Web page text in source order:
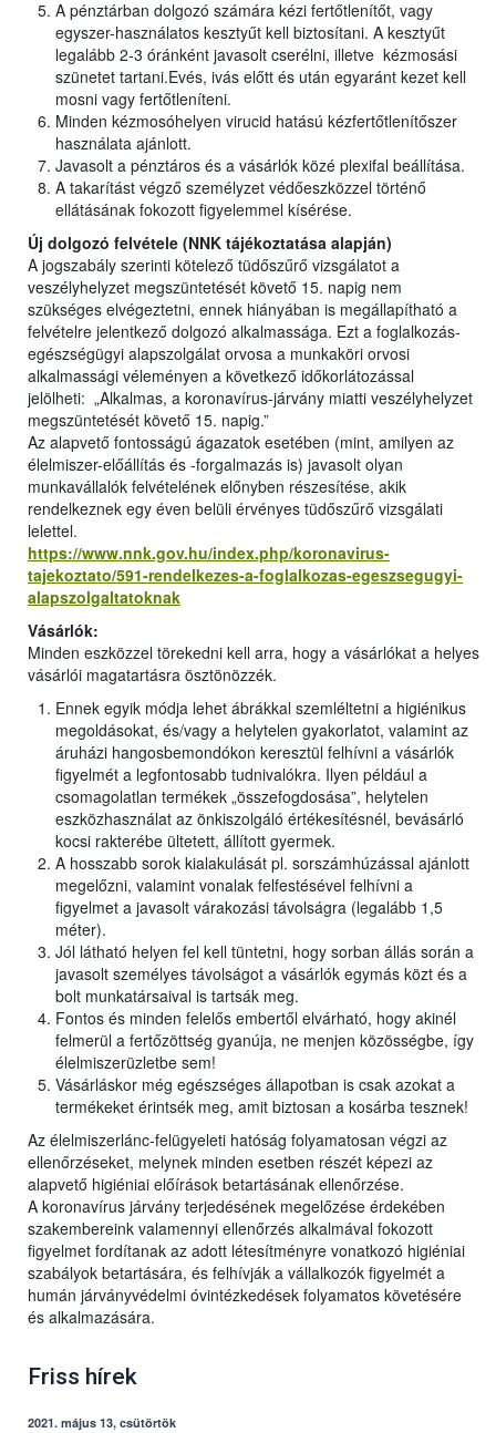
A pénztárban dolgozó számára kézi fertőtlenítőt, vagy
egyszer-használatos kesztyűt kell biztosítani. A kesztyűt
legalább 2-3 óránként javasolt cserélni, illetve kézmosási
szünetet tartani.Evés, ivás előtt és után egyaránt kezet kell
mosni vagy fertőtleníteni.
Minden kézmosóhelyen virucid hatású kézfertőtlenítőszer
használata ajánlott.
Javasolt a pénztáros és a vásárlók közé plexifal beállítása.
A takarítást végző személyzet védőeszközzel történő
ellátásának fokozott figyelemmel kísérése.
Új dolgozó felvétele (NNK tájékoztatása alapján)
A jogszabály szerinti kötelező tüdőszűrő vizsgálatot a
veszélyhelyzet megszüntetését követő 15. napig nem
szükséges elvégeztetni, ennek hiányában is megállapítható a
felvételre jelentkező dolgozó alkalmassága. Ezt a foglalkozás-
egészségügyi alapszolgálat orvosa a munkaköri orvosi
alkalmassági véleményen a következő időkorlátozással
jelölheti: „Alkalmas, a koronavírus-járvány miatti veszélyhelyzet
megszüntetését követő 15. napig.”
Az alapvető fontosságú ágazatok esetében (mint, amilyen az
élelmiszer-előállítás és -forgalmazás is) javasolt olyan
munkavállalók felvételének előnyben részesítése, akik
rendelkeznek egy éven belüli érvényes tüdőszűrő vizsgálati
lelettel.
https://www.nnk.gov.hu/index.php/koronavirus-
tajekoztato/591-rendelkezes-a-foglalkozas-egeszsegugyi-
alapszolgaltatoknak
Vásárlók:
Minden eszközzel törekedni kell arra, hogy a vásárlókat a helyes
vásárlói magatartásra ösztönözzék.
Ennek egyik módja lehet ábrákkal szemléltetni a higiénikus
megoldásokat, és/vagy a helytelen gyakorlatot, valamint az
áruházi hangosbemondókon keresztül felhívni a vásárlók
figyelmét a legfontosabb tudnivalókra. Ilyen például a
csomagolatlan termékek „összefogdosása”, helytelen
eszközhasználat az önkiszolgáló értékesítésnél, bevásárló
kocsi rakterébe ültetett, állított gyermek.
A hosszabb sorok kialakulását pl. sorszámhúzással ajánlott
megelőzni, valamint vonalak felfestésével felhívni a
figyelmet a javasolt várakozási távolságra (legalább 1,5
méter).
Jól látható helyen fel kell tüntetni, hogy sorban állás során a
javasolt személyes távolságot a vásárlók egymás közt és a
bolt munkatársaival is tartsák meg.
Fontos és minden felelős embertől elvárható, hogy akinél
felmerül a fertőzöttség gyanúja, ne menjen közösségbe, így
élelmiszerüzletbe sem!
Vásárláskor még egészséges állapotban is csak azokat a
termékeket érintsék meg, amit biztosan a kosárba tesznek!
Az élelmiszerlánc-felügyeleti hatóság folyamatosan végzi az
ellenőrzéseket, melynek minden esetben részét képezi az
alapvető higiéniai előírások betartásának ellenőrzése.
A koronavírus járvány terjedésének megelőzése érdekében
szakembereink valamennyi ellenőrzés alkalmával fokozott
figyelmet fordítanak az adott létesítményre vonatkozó higiéniai
szabályok betartására, és felhívják a vállalkozók figyelmét a
humán járványvédelmi óvintézkedések folyamatos követésére
és alkalmazására.
Friss hírek
2021. május 13, csütörtök